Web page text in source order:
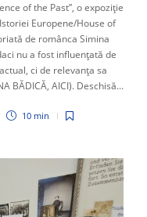
of the Past”, o expoziție
Europene/House of
de românca Simina
nu a fost influențată de
ci de relevanța sa
BĂDICĂ, AICI). Deschisă...
10 min